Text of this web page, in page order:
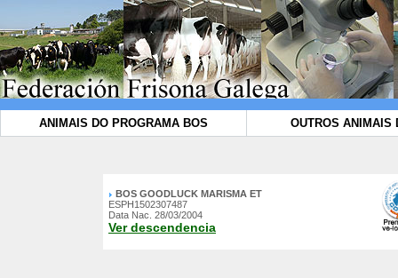
ANIMAIS DO PROGRAMA BOS OUTROS ANIMAIS
BOS GOODLUCK MARISMA ET
ESPH1502307487
Data Nac. 28/03/2004
Ver descendencia